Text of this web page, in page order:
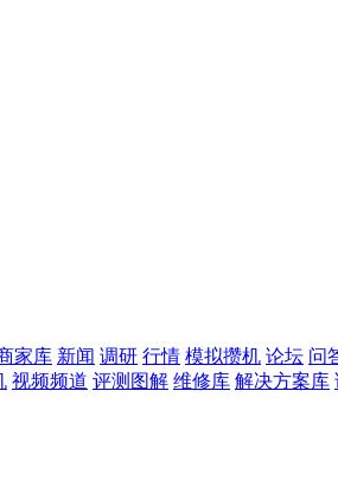
家库 新闻 调研 行情 模拟攒机 论坛 问
视频频道 评测图解 维修库 解决方案库